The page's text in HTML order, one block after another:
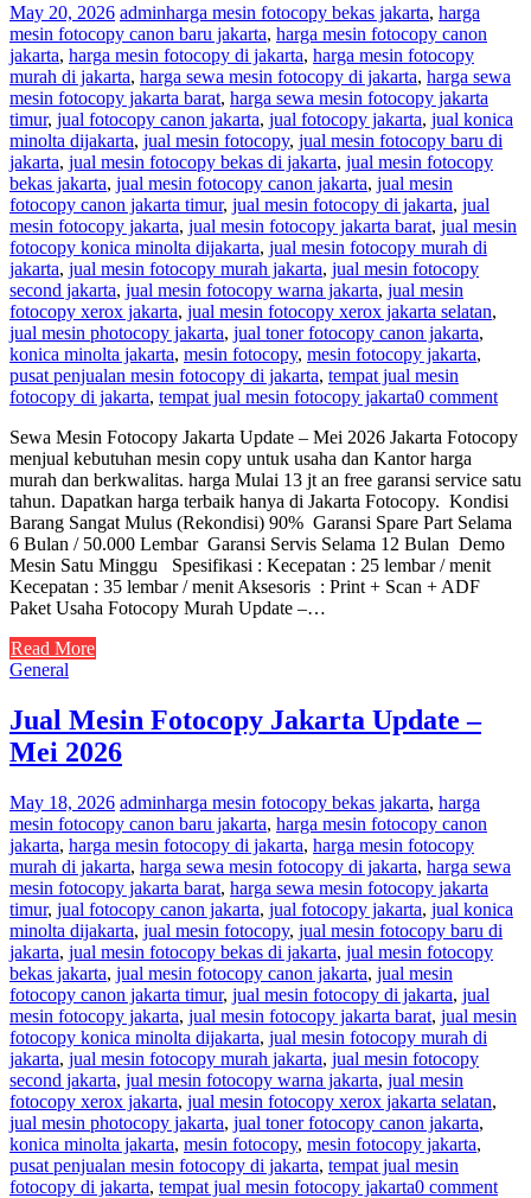
May 20, 2026 adminharga mesin fotocopy bekas jakarta, harga
mesin fotocopy canon baru jakarta, harga mesin fotocopy canon
jakarta, harga mesin fotocopy di jakarta, harga mesin fotocopy
murah di jakarta, harga sewa mesin fotocopy di jakarta, harga sewa
mesin fotocopy jakarta barat, harga sewa mesin fotocopy jakarta
timur, jual fotocopy canon jakarta, jual fotocopy jakarta, jual konica
minolta dijakarta, jual mesin fotocopy, jual mesin fotocopy baru di
jakarta, jual mesin fotocopy bekas di jakarta, jual mesin fotocopy
bekas jakarta, jual mesin fotocopy canon jakarta, jual mesin
fotocopy canon jakarta timur, jual mesin fotocopy di jakarta, jual
mesin fotocopy jakarta, jual mesin fotocopy jakarta barat, jual mesin
fotocopy konica minolta dijakarta, jual mesin fotocopy murah di
jakarta, jual mesin fotocopy murah jakarta, jual mesin fotocopy
second jakarta, jual mesin fotocopy warna jakarta, jual mesin
fotocopy xerox jakarta, jual mesin fotocopy xerox jakarta selatan,
jual mesin photocopy jakarta, jual toner fotocopy canon jakarta,
konica minolta jakarta, mesin fotocopy, mesin fotocopy jakarta,
pusat penjualan mesin fotocopy di jakarta, tempat jual mesin
fotocopy di jakarta, tempat jual mesin fotocopy jakarta0 comment
Sewa Mesin Fotocopy Jakarta Update – Mei 2026 Jakarta Fotocopy
menjual kebutuhan mesin copy untuk usaha dan Kantor harga
murah dan berkwalitas. harga Mulai 13 jt an free garansi service satu
tahun. Dapatkan harga terbaik hanya di Jakarta Fotocopy. Kondisi
Barang Sangat Mulus (Rekondisi) 90% Garansi Spare Part Selama
6 Bulan / 50.000 Lembar Garansi Servis Selama 12 Bulan Demo
Mesin Satu Minggu Spesifikasi : Kecepatan : 25 lembar / menit
Kecepatan : 35 lembar / menit Aksesoris : Print + Scan + ADF
Paket Usaha Fotocopy Murah Update –…
Read More
General
Jual Mesin Fotocopy Jakarta Update –
Mei 2026
May 18, 2026 adminharga mesin fotocopy bekas jakarta, harga
mesin fotocopy canon baru jakarta, harga mesin fotocopy canon
jakarta, harga mesin fotocopy di jakarta, harga mesin fotocopy
murah di jakarta, harga sewa mesin fotocopy di jakarta, harga sewa
mesin fotocopy jakarta barat, harga sewa mesin fotocopy jakarta
timur, jual fotocopy canon jakarta, jual fotocopy jakarta, jual konica
minolta dijakarta, jual mesin fotocopy, jual mesin fotocopy baru di
jakarta, jual mesin fotocopy bekas di jakarta, jual mesin fotocopy
bekas jakarta, jual mesin fotocopy canon jakarta, jual mesin
fotocopy canon jakarta timur, jual mesin fotocopy di jakarta, jual
mesin fotocopy jakarta, jual mesin fotocopy jakarta barat, jual mesin
fotocopy konica minolta dijakarta, jual mesin fotocopy murah di
jakarta, jual mesin fotocopy murah jakarta, jual mesin fotocopy
second jakarta, jual mesin fotocopy warna jakarta, jual mesin
fotocopy xerox jakarta, jual mesin fotocopy xerox jakarta selatan,
jual mesin photocopy jakarta, jual toner fotocopy canon jakarta,
konica minolta jakarta, mesin fotocopy, mesin fotocopy jakarta,
pusat penjualan mesin fotocopy di jakarta, tempat jual mesin
fotocopy di jakarta, tempat jual mesin fotocopy jakarta0 comment